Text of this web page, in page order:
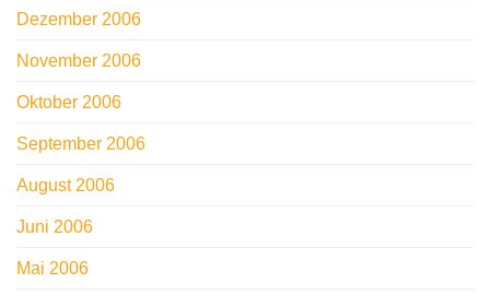
Dezember 2006
November 2006
Oktober 2006
September 2006
August 2006
Juni 2006
Mai 2006